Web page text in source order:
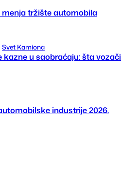
tržište automobila
Svet Kamiona
kazne u saobraćaju: šta vozači
industrije 2026.